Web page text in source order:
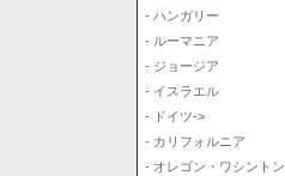
- ハンガリー
- ルーマニア
- ジョージア
- イスラエル
- ドイツ->
- カリフォルニア
- オレゴン・ワシントン